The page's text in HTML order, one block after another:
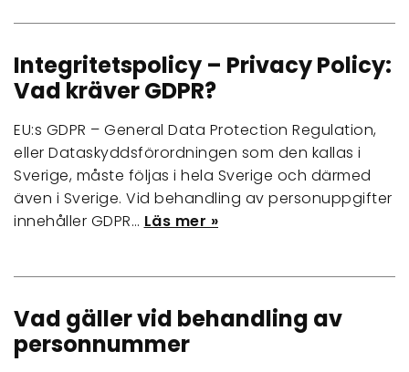
Integritetspolicy – Privacy Policy:
Vad kräver GDPR?
EU:s GDPR – General Data Protection Regulation,
eller Dataskyddsförordningen som den kallas i
Sverige, måste följas i hela Sverige och därmed
även i Sverige. Vid behandling av personuppgifter
innehåller GDPR… Läs mer »
Vad gäller vid behandling av
personnummer